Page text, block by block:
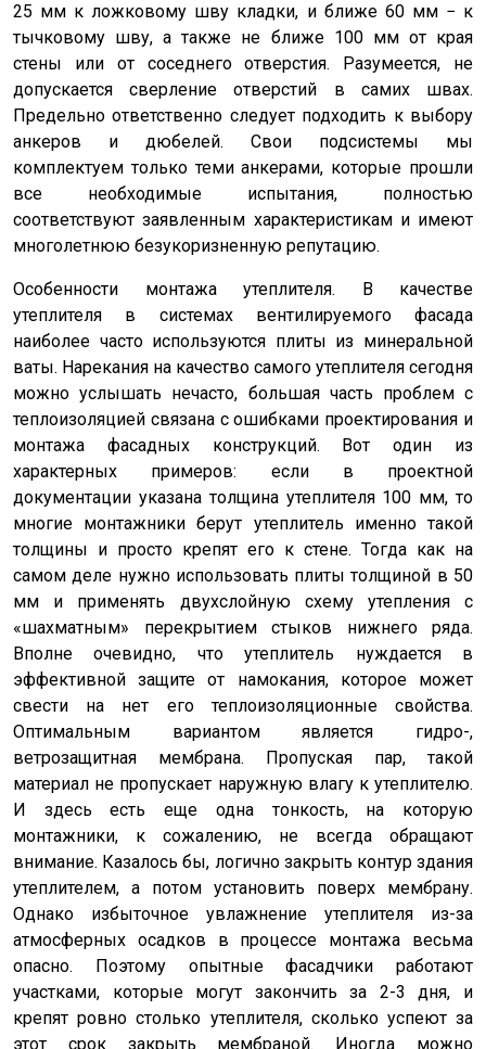
25 мм к ложковому шву кладки, и ближе 60 мм − к
тычковому шву, а также не ближе 100 мм от края
стены или от соседнего отверстия. Разумеется, не
допускается сверление отверстий в самих швах.
Предельно ответственно следует подходить к выбору
анкеров и дюбелей. Свои подсистемы мы
комплектуем только теми анкерами, которые прошли
все необходимые испытания, полностью
соответствуют заявленным характеристикам и имеют
многолетнюю безукоризненную репутацию.
Особенности монтажа утеплителя. В качестве
утеплителя в системах вентилируемого фасада
наиболее часто используются плиты из минеральной
ваты. Нарекания на качество самого утеплителя сегодня
можно услышать нечасто, большая часть проблем с
теплоизоляцией связана с ошибками проектирования и
монтажа фасадных конструкций. Вот один из
характерных примеров: если в проектной
документации указана толщина утеплителя 100 мм, то
многие монтажники берут утеплитель именно такой
толщины и просто крепят его к стене. Тогда как на
самом деле нужно использовать плиты толщиной в 50
мм и применять двухслойную схему утепления с
«шахматным» перекрытием стыков нижнего ряда.
Вполне очевидно, что утеплитель нуждается в
эффективной защите от намокания, которое может
свести на нет его теплоизоляционные свойства.
Оптимальным вариантом является гидро-,
ветрозащитная мембрана. Пропуская пар, такой
материал не пропускает наружную влагу к утеплителю.
И здесь есть еще одна тонкость, на которую
монтажники, к сожалению, не всегда обращают
внимание. Казалось бы, логично закрыть контур здания
утеплителем, а потом установить поверх мембрану.
Однако избыточное увлажнение утеплителя из-за
атмосферных осадков в процессе монтажа весьма
опасно. Поэтому опытные фасадчики работают
участками, которые могут закончить за 2-3 дня, и
крепят ровно столько утеплителя, сколько успеют за
этот срок закрыть мембраной. Иногда можно